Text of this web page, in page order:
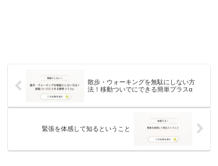
散歩・ウォーキングを無駄にしない方
法！移動ついでにできる簡単プラスα
緊張を体感して知るということ